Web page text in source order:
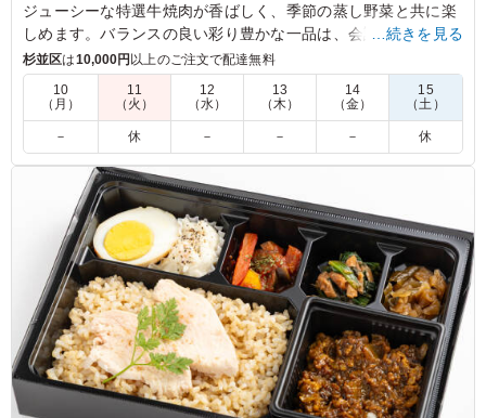
ジューシーな特選牛焼肉が香ばしく、季節の蒸し野菜と共に楽
しめます。バランスの良い彩り豊かな一品は、会議や社内懇親
ランチに最適です。
5.0
しっかりとした味付けのお肉で食欲が進み、冷めてもおい
しく食べられました。付け合わせも種類があり満足感があ
ります。ボリュームもちょうど良く、午後の撮影に向けて
しっかりエネルギー補給ができるお弁当でした
ご利用シーン：ロケ・撮影›スタジオ撮影
東京都世田谷区野毛2026/06/24
…続きを見る
杉並区は10,000円以上のご注文で配達無料
10
（月）
11
（火）
12
（水）
13
（木）
14
（金）
15
（土）
－ 休 － － － 休